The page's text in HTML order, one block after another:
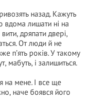
назад. Кажуть
лишати ні на
дряпати двері,
От люди й не
п’ять років. У такому
мабуть, і залишиться.
на мене. І все ще
наче боявся його